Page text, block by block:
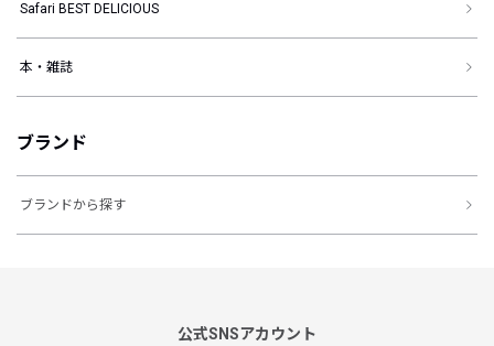
Safari BEST DELICIOUS
本・雑誌
ブランド
ブランドから探す
公式SNSアカウント